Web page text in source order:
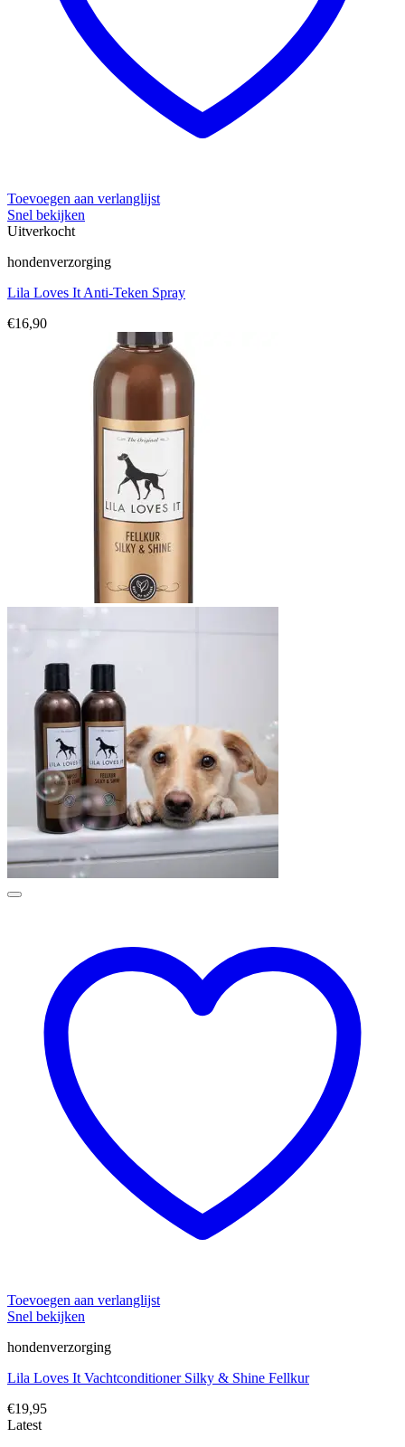
Toevoegen aan verlanglijst
Snel bekijken
Uitverkocht
hondenverzorging
Lila Loves It Anti-Teken Spray
€16,90
Toevoegen aan verlanglijst
Snel bekijken
hondenverzorging
Lila Loves It Vachtconditioner Silky & Shine Fellkur
€19,95
Latest